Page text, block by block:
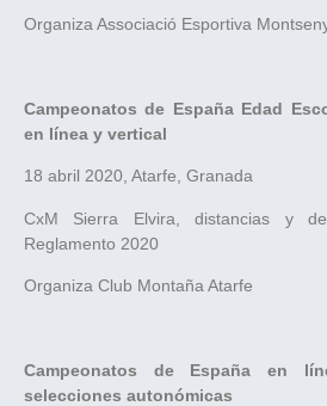
Organiza Associació Esportiva
Campeonatos de España Edad
en línea y vertical
18 abril 2020, Atarfe, Granada
CxM Sierra Elvira, distancias y
Reglamento 2020
Organiza Club Montaña Atarfe
Campeonatos de España en
selecciones autonómicas